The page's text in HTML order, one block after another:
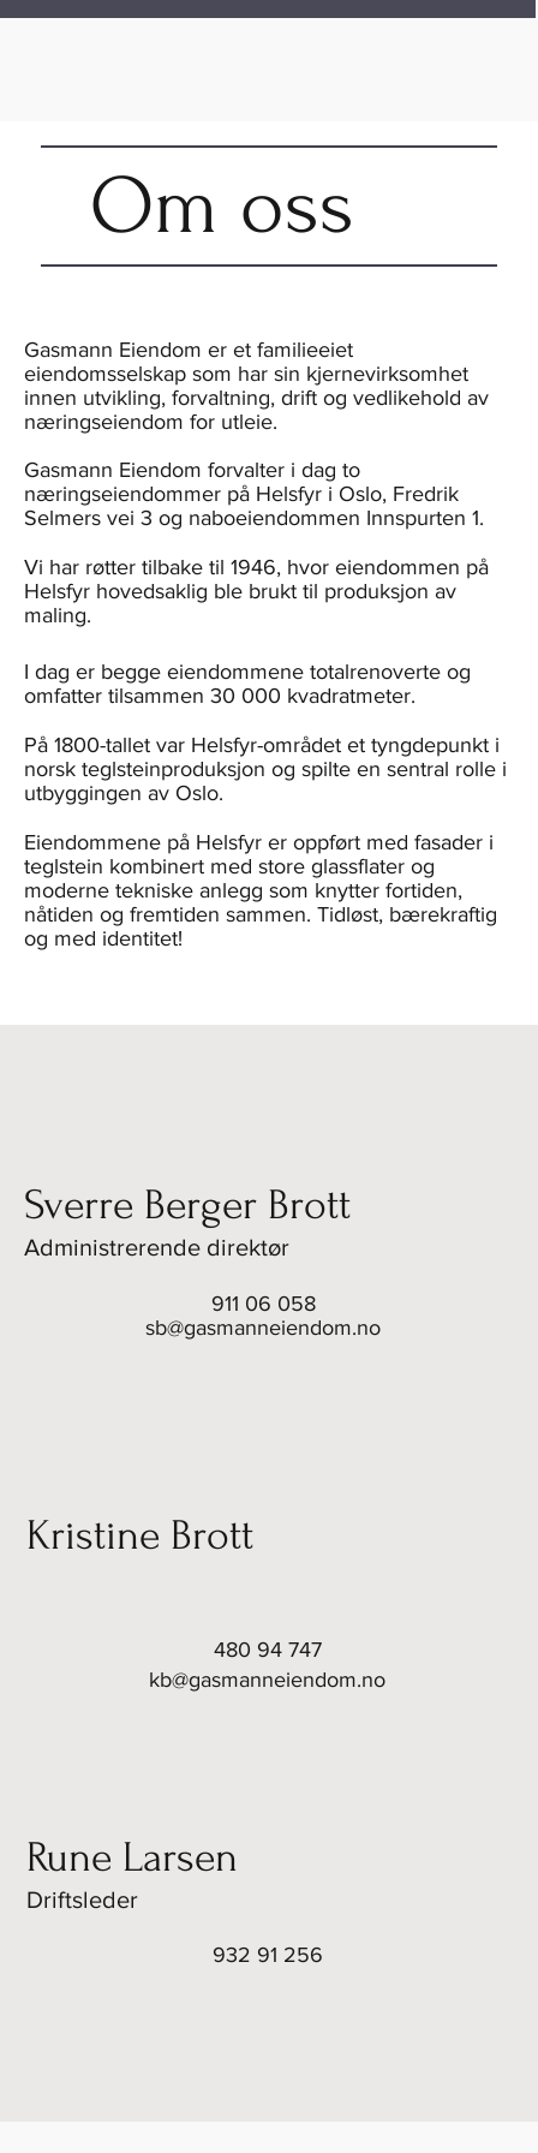
Gasmann Eiendom er et familieeiet
eiendomsselskap som har sin kjernevirksomhet
innen utvikling, forvaltning, drift og vedlikehold av
næringseiendom for utleie.
Gasmann Eiendom forvalter i dag to
næringseiendommer på Helsfyr i Oslo, Fredrik
Selmers vei 3 og naboeiendommen Innspurten 1.
Vi har røtter tilbake til 1946, hvor eiendommen på
Helsfyr hovedsaklig ble brukt til produksjon av
maling.
I dag er begge eiendommene totalrenoverte og
omfatter tilsammen 30 000 kvadratmeter.
På 1800-tallet var Helsfyr-området et tyngdepunkt i
norsk teglsteinproduksjon og spilte en sentral rolle i
utbyggingen av Oslo.
Eiendommene på Helsfyr er oppført med fasader i
teglstein kombinert med store glassflater og
moderne tekniske anlegg som knytter fortiden,
nåtiden og fremtiden sammen. Tidløst, bærekraftig
og med identitet!
Rune Larsen
Driftsleder
932 91 256
Kristine Brott
480 94 747
kb@gasmanneiendom.no
Sverre Berger Brott
Administrerende direktør
911 06 058
sb@gasmanneiendom.no
Om oss